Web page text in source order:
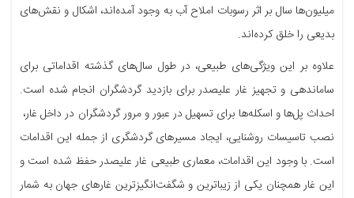
میلیون‌ها سال بر اثر رسوبات املاح آب به وجود آمده‌اند، اشکال و نقش‌های
بدیعی را خلق کرده‌اند.
علاوه بر این ویژگی‌های طبیعی، در طول سال‌های گذشته اقداماتی برای
ساماندهی و تجهیز غار علیصدر برای بازدید گردشگران انجام شده است.
احداث پل‌ها و اسکله‌ها برای تسهیل در عبور و مرور گردشگران در داخل غار،
نصب تاسیسات روشنایی، ایجاد مسیرهای گردشگری از جمله این اقدامات
است. با وجود این اقدامات، معماری طبیعی غار علیصدر حفظ شده است و
این غار همچنان یکی از زیباترین و شگفت‌انگیزترین غارهای جهان به شمار